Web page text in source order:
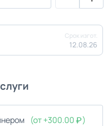
Срок изгот.
12.08.26
(от +300.00 )